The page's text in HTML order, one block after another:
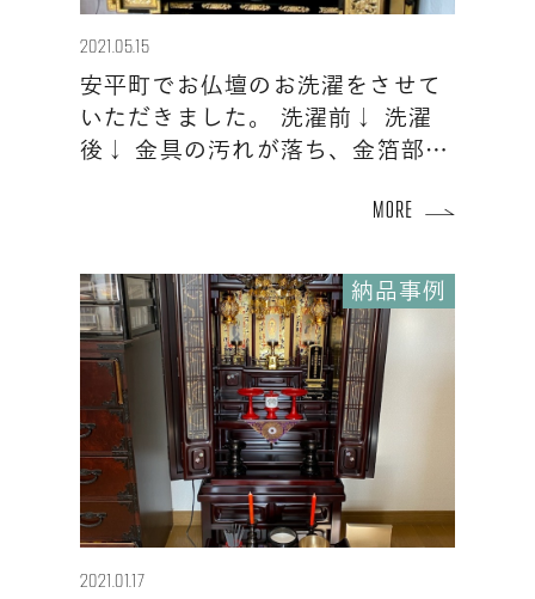
2021.05.15
安平町でお仏壇のお洗濯をさせて
いただきました。 洗濯前↓ 洗濯
後↓ 金具の汚れが落ち、金箔部…
納品事例
2021.01.17